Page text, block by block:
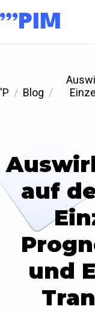
'P Blog
auf
und